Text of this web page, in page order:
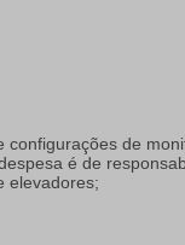
de
é de
elevadores;